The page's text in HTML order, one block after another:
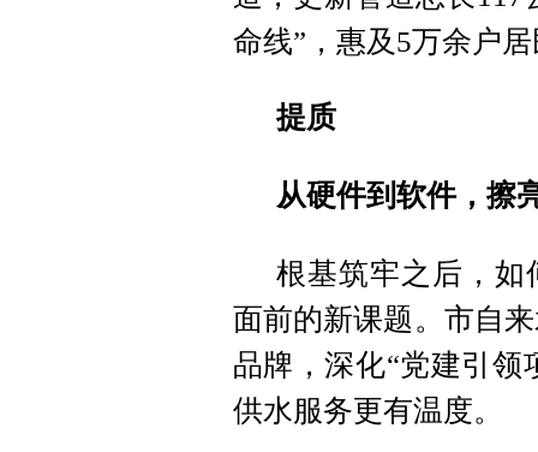
命线”，惠及5万余户
提质
从硬件到软件，擦
根基筑牢之后，如
面前的新课题。市自
品牌，深化“党建引领
供水服务更有温度。